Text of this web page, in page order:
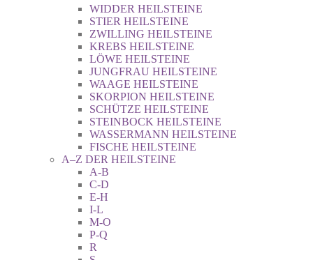
WIDDER HEILSTEINE
STIER HEILSTEINE
ZWILLING HEILSTEINE
KREBS HEILSTEINE
LÖWE HEILSTEINE
JUNGFRAU HEILSTEINE
WAAGE HEILSTEINE
SKORPION HEILSTEINE
SCHÜTZE HEILSTEINE
STEINBOCK HEILSTEINE
WASSERMANN HEILSTEINE
FISCHE HEILSTEINE
A–Z DER HEILSTEINE
A-B
C-D
E-H
I-L
M-O
P-Q
R